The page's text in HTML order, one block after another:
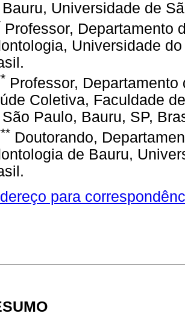
Universidade de
Professor, Departamento
Universidade
Professor,
Coletiva, Faculdade
Paulo, Bauru, SP,
Doutorando,
de Bauru,
para